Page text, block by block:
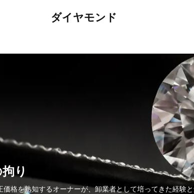
ダイヤモンド
り
格を熟知するオーナーが、卸業者として培ってきた経験